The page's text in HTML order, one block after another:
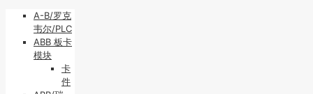
A-B/罗克
韦尔/PLC
ABB 板卡
模块
卡
件